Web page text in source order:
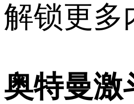
解锁更多
奥特曼激